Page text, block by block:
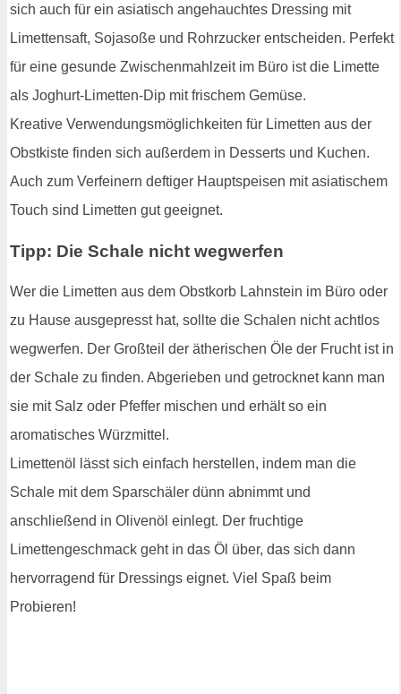
sich auch für ein asiatisch angehauchtes Dressing mit
Limettensaft, Sojasoße und Rohrzucker entscheiden. Perfekt
für eine gesunde Zwischenmahlzeit im Büro ist die Limette
als Joghurt-Limetten-Dip mit frischem Gemüse.
Kreative Verwendungsmöglichkeiten für Limetten aus der
Obstkiste finden sich außerdem in Desserts und Kuchen.
Auch zum Verfeinern deftiger Hauptspeisen mit asiatischem
Touch sind Limetten gut geeignet.
Tipp: Die Schale nicht wegwerfen
Wer die Limetten aus dem Obstkorb Lahnstein im Büro oder
zu Hause ausgepresst hat, sollte die Schalen nicht achtlos
wegwerfen. Der Großteil der ätherischen Öle der Frucht ist in
der Schale zu finden. Abgerieben und getrocknet kann man
sie mit Salz oder Pfeffer mischen und erhält so ein
aromatisches Würzmittel.
Limettenöl lässt sich einfach herstellen, indem man die
Schale mit dem Sparschäler dünn abnimmt und
anschließend in Olivenöl einlegt. Der fruchtige
Limettengeschmack geht in das Öl über, das sich dann
hervorragend für Dressings eignet. Viel Spaß beim
Probieren!